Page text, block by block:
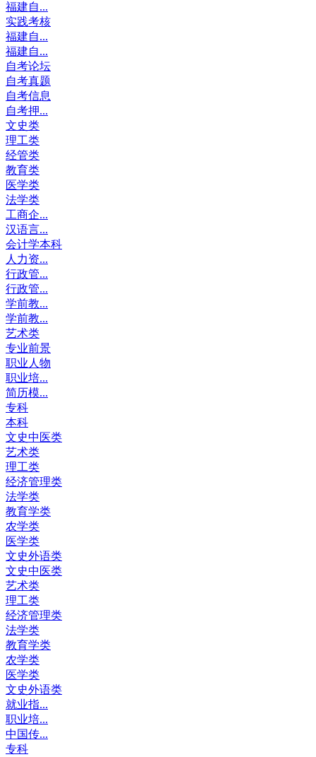
福建自...
实践考核
福建自...
福建自...
自考论坛
自考真题
自考信息
自考押...
文史类
理工类
经管类
教育类
医学类
法学类
工商企...
汉语言...
会计学本科
人力资...
行政管...
行政管...
学前教...
学前教...
艺术类
专业前景
职业人物
职业培...
简历模...
专科
本科
文史中医类
艺术类
理工类
经济管理类
法学类
教育学类
农学类
医学类
文史外语类
文史中医类
艺术类
理工类
经济管理类
法学类
教育学类
农学类
医学类
文史外语类
就业指...
职业培...
中国传...
专科